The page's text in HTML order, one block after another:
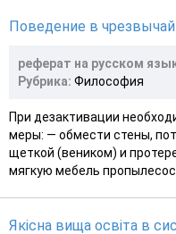
Поведение в
реферат на русском
Рубрика: Философия
При дезактивации
меры: — обмести стены,
щеткой (веником) и
мягкую мебель
Якісна вища освіта в